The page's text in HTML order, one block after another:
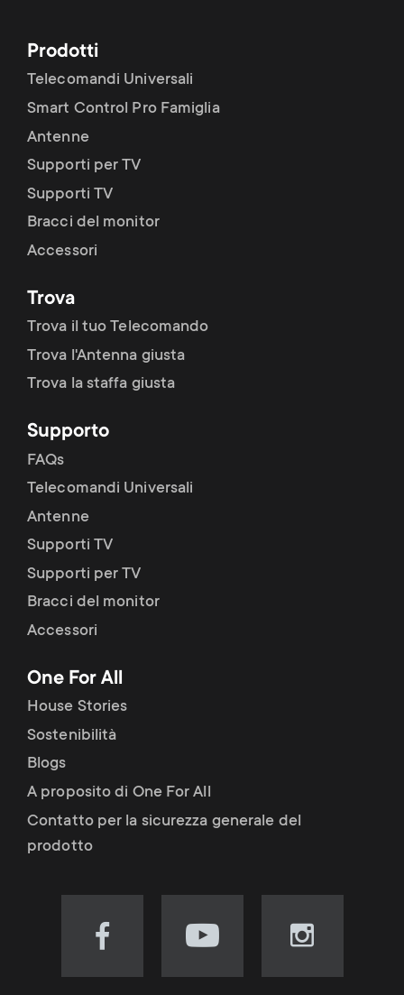
o
d
u
c
t
s
m
e
n
u
s
u
p
p
o
r
t
m
e
n
u
Prodotti
Telecomandi Universali
Smart Control Pro Famiglia
Antenne
Supporti per TV
Supporti TV
Bracci del monitor
Accessori
Trova
Trova il tuo Telecomando
Trova l'Antenna giusta
Trova la staffa giusta
Supporto
FAQs
Telecomandi Universali
Antenne
Supporti TV
Supporti per TV
Bracci del monitor
Accessori
One For All
House Stories
Sostenibilità
Blogs
A proposito di One For All
Contatto per la sicurezza generale del
prodotto
Visit
Visit
Visit